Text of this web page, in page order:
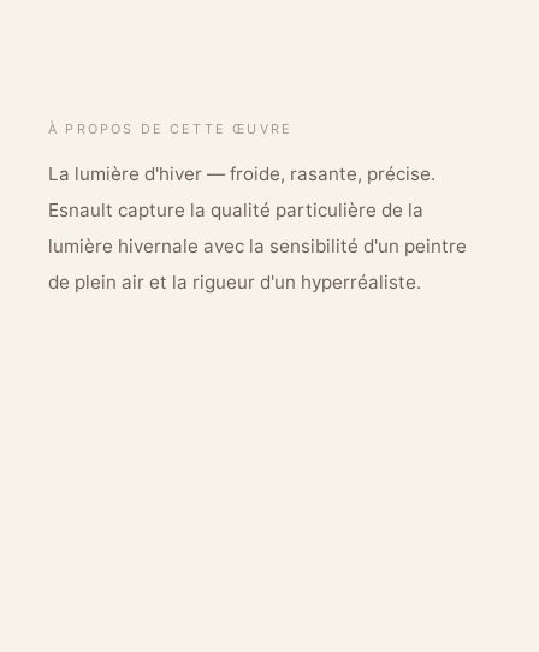
À PROPOS DE CETTE ŒUVRE
La lumière d'hiver — froide, rasante, précise.
Esnault capture la qualité particulière de la
lumière hivernale avec la sensibilité d'un peintre
de plein air et la rigueur d'un hyperréaliste.